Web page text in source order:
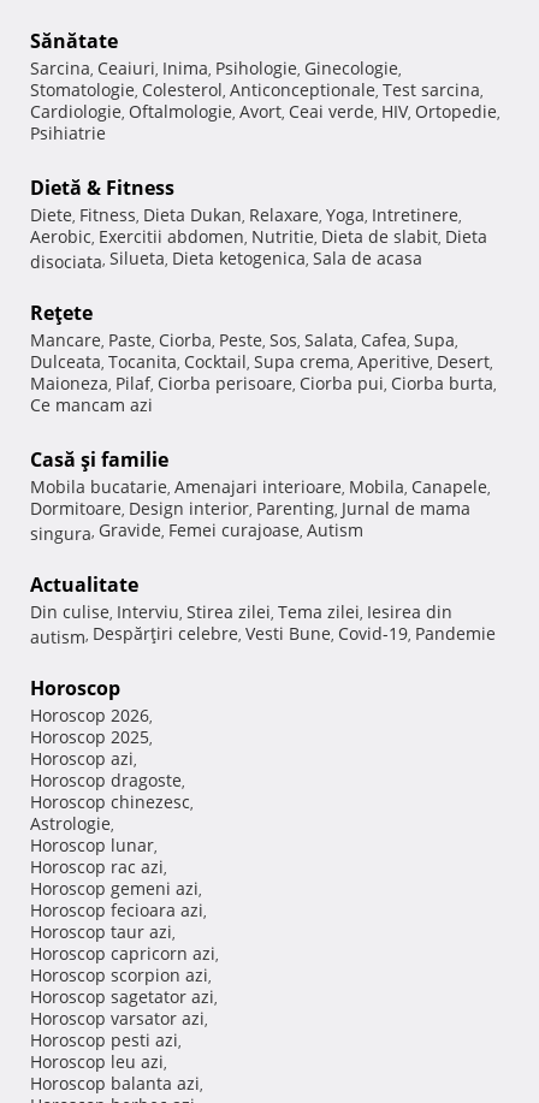
Sănătate
Sarcina, Ceaiuri, Inima, Psihologie, Ginecologie,
Stomatologie, Colesterol, Anticonceptionale, Test sarcina,
Cardiologie, Oftalmologie, Avort, Ceai verde, HIV, Ortopedie,
Psihiatrie
Dietă & Fitness
Diete, Fitness, Dieta Dukan, Relaxare, Yoga, Intretinere,
Aerobic, Exercitii abdomen, Nutritie, Dieta de slabit, Dieta
disociata, Silueta, Dieta ketogenica, Sala de acasa
Reţete
Mancare, Paste, Ciorba, Peste, Sos, Salata, Cafea, Supa,
Dulceata, Tocanita, Cocktail, Supa crema, Aperitive, Desert,
Maioneza, Pilaf, Ciorba perisoare, Ciorba pui, Ciorba burta,
Ce mancam azi
Casă şi familie
Mobila bucatarie, Amenajari interioare, Mobila, Canapele,
Dormitoare, Design interior, Parenting, Jurnal de mama
singura, Gravide, Femei curajoase, Autism
Actualitate
Din culise, Interviu, Stirea zilei, Tema zilei, Iesirea din
autism, Despărţiri celebre, Vesti Bune, Covid-19, Pandemie
Horoscop
Horoscop 2026,
Horoscop 2025,
Horoscop azi,
Horoscop dragoste,
Horoscop chinezesc,
Astrologie,
Horoscop lunar,
Horoscop rac azi,
Horoscop gemeni azi,
Horoscop fecioara azi,
Horoscop taur azi,
Horoscop capricorn azi,
Horoscop scorpion azi,
Horoscop sagetator azi,
Horoscop varsator azi,
Horoscop pesti azi,
Horoscop leu azi,
Horoscop balanta azi,